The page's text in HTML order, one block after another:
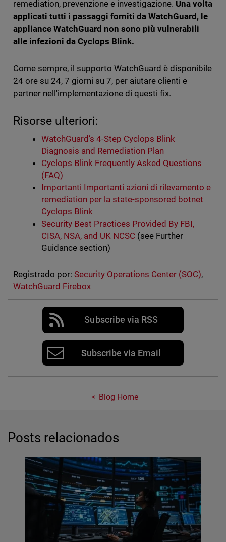
remediation, prevenzione e investigazione. Una volta
applicati tutti i passaggi forniti da WatchGuard, le
appliance WatchGuard non sono più vulnerabili
alle infezioni da Cyclops Blink.
Come sempre, il supporto WatchGuard è disponibile
24 ore su 24, 7 giorni su 7, per aiutare clienti e
partner nell'implementazione di questi fix.
Risorse ulteriori:
WatchGuard’s 4-Step Cyclops Blink
Diagnosis and Remediation Plan
Cyclops Blink Frequently Asked Questions
(FAQ)
Importanti Importanti azioni di rilevamento e
remediation per la state-sponsored botnet
Cyclops Blink
Security Best Practices Provided By FBI,
CISA, NSA, and UK NCSC (see Further
Guidance section)
Registrado por: Security Operations Center (SOC),
WatchGuard Firebox
Subscribe via RSS
Subscribe via Email
Blog Home
Posts relacionados